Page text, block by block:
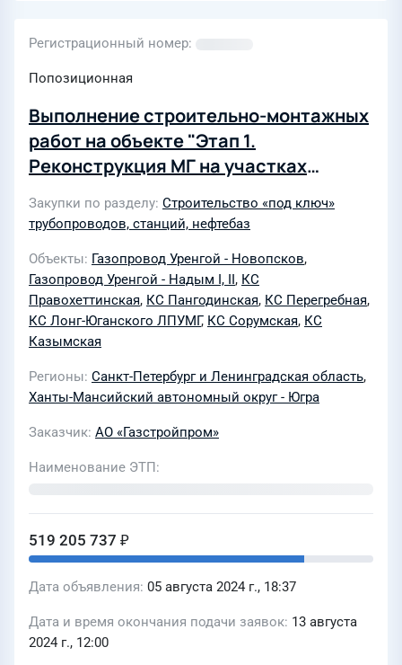
Регистрационный номер
Попозиционная
Выполнение строительно-монтажных
работ на объекте "Этап 1.
Реконструкция МГ на участках
(в границах зоны ответственности
Правохеттинского, Надымского,
Лонг-Юганского, Сорумского,
Казымского ЛПУ МГ филиалов ООО
"Газпром трансгаз Югорск")". Лонг-
Юганское, Сорумское, Казымское
ЛПУ МГ (р-н Надым, Югорск) в
магистральных газопроводов на
участке Уренгой-Перегребное-Ухта
Закупки по разделу Строительство «под ключ»
трубопроводов, станций, нефтебаз
Объекты Газопровод Уренгой - Новопсков,
Газопровод Уренгой - Надым I, II, КС
Правохеттинская, КС Пангодинская, КС Перегребная,
КС Лонг-Юганского ЛПУМГ, КС Сорумская, КС
Казымская
Регионы Санкт-Петербург и Ленинградская область,
Ханты-Мансийский автономный округ - Югра
Заказчик АО «Газстройпром»
Наименование ЭТП
519 205 737 ₽
Дата объявления 05 августа 2024 г., 18:37
Дата и время окончания подачи заявок 13 августа
2024 г., 12:00